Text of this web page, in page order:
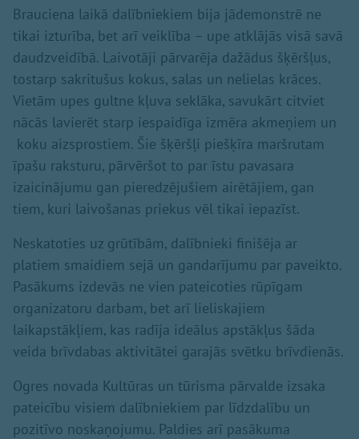
Brauciena laikā dalībniekiem bija jādemonstrē ne
tikai izturība, bet arī veiklība – upe atklājās visā savā
daudzveidībā. Laivotāji pārvarēja dažādus šķēršļus,
tostarp sakritušus kokus, salas un nelielas krāces.
Vietām upes gultne kļuva seklāka, savukārt citviet
nācās lavierēt starp iespaidīga izmēra akmeņiem un
koku aizsprostiem. Šie šķēršļi piešķīra maršrutam
īpašu raksturu, pārvēršot to par īstu pavasara
izaicinājumu gan pieredzējušiem airētājiem, gan
tiem, kuri laivošanas priekus vēl tikai iepazīst.
Neskatoties uz grūtībām, dalībnieki finišēja ar
platiem smaidiem sejā un gandarījumu par paveikto.
Pasākums izdevās ne vien pateicoties rūpīgam
organizatoru darbam, bet arī lieliskajiem
laikapstākļiem, kas radīja ideālus apstākļus šāda
veida brīvdabas aktivitātei garajās svētku brīvdienās.
Ogres novada Kultūras un tūrisma pārvalde izsaka
pateicību visiem dalībniekiem par līdzdalību un
pozitīvo noskaņojumu. Paldies arī pasākuma